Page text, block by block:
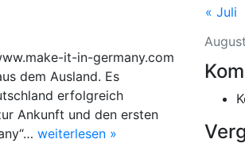
it-in-germany.com
dem Ausland. Es
erfolgreich
Ankunft und den ersten
weiterlesen »
« Juli